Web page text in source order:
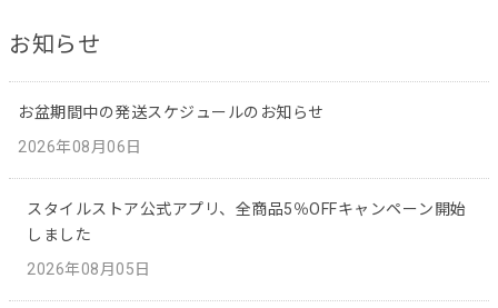
お知らせ
お盆期間中の発送スケジュールのお知らせ
2026年08月06日
スタイルストア公式アプリ、全商品5％OFFキャンペーン開始
しました
2026年08月05日